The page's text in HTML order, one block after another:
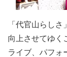
「代官山らし
向上させてゆく
ライブ、パフォ